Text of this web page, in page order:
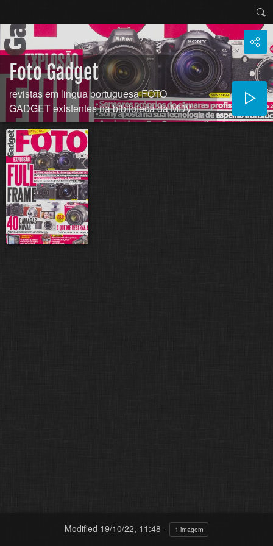
Foto Gadget
revistas em lingua portuguesa FOTO
GADGET existentes na biblioteca da MDV
Modified 19/10/22, 11:48 1 imagem